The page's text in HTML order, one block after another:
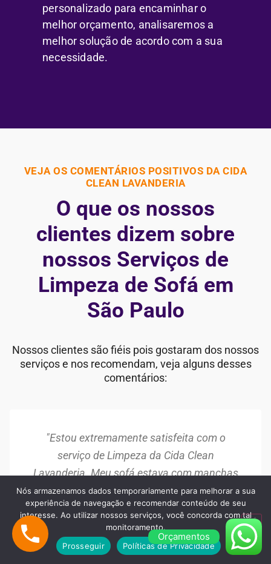
personalizado para encaminhar o
melhor orçamento, analisaremos a
melhor solução de acordo com a sua
necessidade.
VEJA OS COMENTÁRIOS POSITIVOS DA CIDA
CLEAN LAVANDERIA
O que os nossos
clientes dizem sobre
nossos Serviços de
Limpeza de Sofá em
São Paulo
Nossos clientes são fiéis pois gostaram dos nossos
serviços e nos recomendam, veja alguns desses
comentários:
"Estou extremamente satisfeita com o
serviço de Limpeza da Cida Clean
Lavanderia. Meu sofá estava com manchas
antigas e parecia desgastado, mas após a
limpeza, ele ficou como novo. A equipe foi
muito profissional e o resultado superou
minhas expectativas. Recomendo!"
Orçamentos
Nós armazenamos dados temporariamente para melhorar a sua
experiência de navegação e recomendar conteúdo de seu
interesse. Ao utilizar nossos serviços, você concorda com tal
monitoramento.
Prosseguir
Políticas de Privacidade